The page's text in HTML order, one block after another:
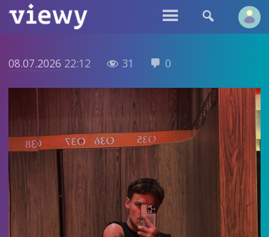
 
08.07.2026 22:12  31  0